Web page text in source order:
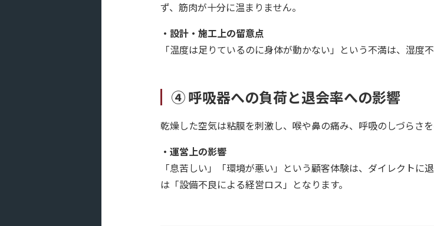
ず、筋肉が十分に温まりません。
・設計・施工上の留意点
「温度は足りているのに身体が動かない」という不満は、湿度
④ 呼吸器への負荷と退会率への影響
乾燥した空気は粘膜を刺激し、喉や鼻の痛み、呼吸のしづらさを
・運営上の影響
「息苦しい」「環境が悪い」という顧客体験は、ダイレクトに
は「設備不良による経営ロス」となります。